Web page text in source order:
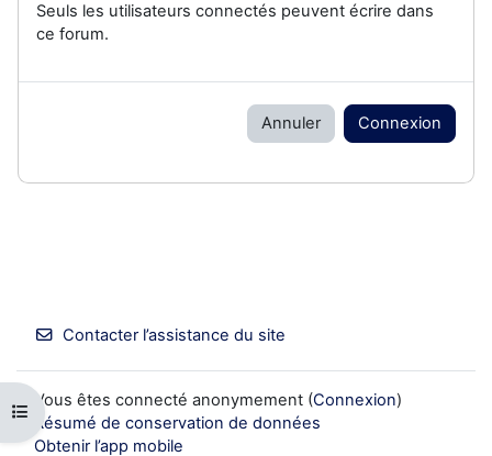
Ouvrir l’index du cours
Seuls les utilisateurs connectés peuvent écrire dans
ce forum.
Annuler Connexion
Contacter l’assistance du site
Vous êtes connecté anonymement (Connexion)
Résumé de conservation de données
Obtenir l’app mobile